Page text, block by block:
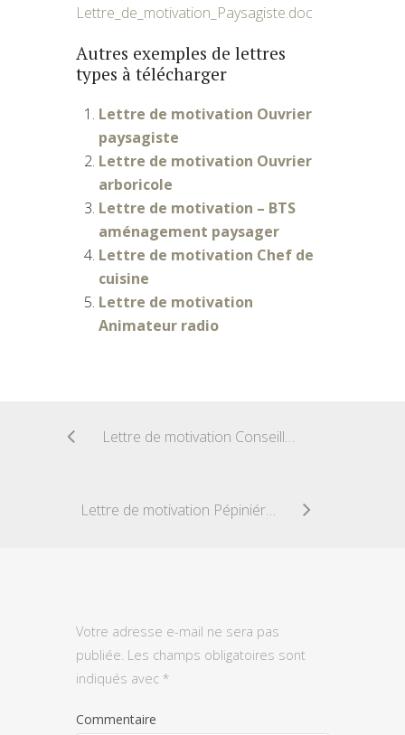
Lettre_de_motivation_Paysagiste.doc
Autres exemples de lettres
types à télécharger
Lettre de motivation Ouvrier
paysagiste
Lettre de motivation Ouvrier
arboricole
Lettre de motivation – BTS
aménagement paysager
Lettre de motivation Chef de
cuisine
Lettre de motivation
Animateur radio
Lettre de motivation Conseiller insertion professionnelle
Lettre de motivation Pépiniériste
Votre adresse e-mail ne sera pas
publiée. Les champs obligatoires sont
indiqués avec *
Commentaire